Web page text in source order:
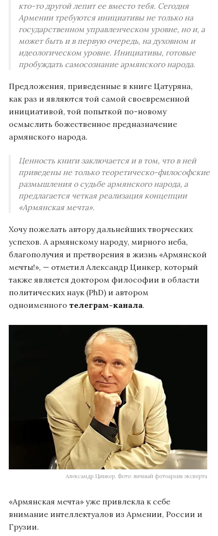
кто-то другой лепит ее вместо тебя. Сегодня
Армении требуются инициативы не только на
государственном управленческом уровне, но и, а
может быть и в первую очередь, на духовном и
идеологическом уровне. Инициативы, готовые
пробуждать самосознание армянского народа.
Предложения, приведенные в книге Цатуряна,
как раз и являются той самой своевременной
инициативой, той попыткой по-новому
осмыслить божественное предназначение
армянского народа.
Ценность книги заключается и в том, что в ней
приведены не только теоретическо-философские
размышления о судьбе армянского народа, а
предлагается четкая реализация концепции
«Армянская мечта».
Хочу пожелать автору дальнейших творческих
успехов. А армянскому народу, мирного неба,
благополучия и претворения в жизнь «Армянской
мечты!», — отметил Александр Цинкер, который
также является доктором философии в области
политических наук (PhD) и автором
одноименного телеграм-канала.
Александр Цинкер. Фото: личный фотоархив эксперта
«Армянская мечта» уже привлекла к себе
внимание интеллектуалов из Армении, России и
Грузии.